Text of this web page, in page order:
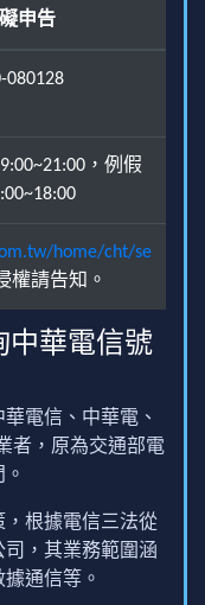
申告
080128
，例假
home/cht/se
權請告知。
中華電信號
電信、中華電、
者，原為交通部電
，根據電信三法從
，其業務範圍涵
通信等。